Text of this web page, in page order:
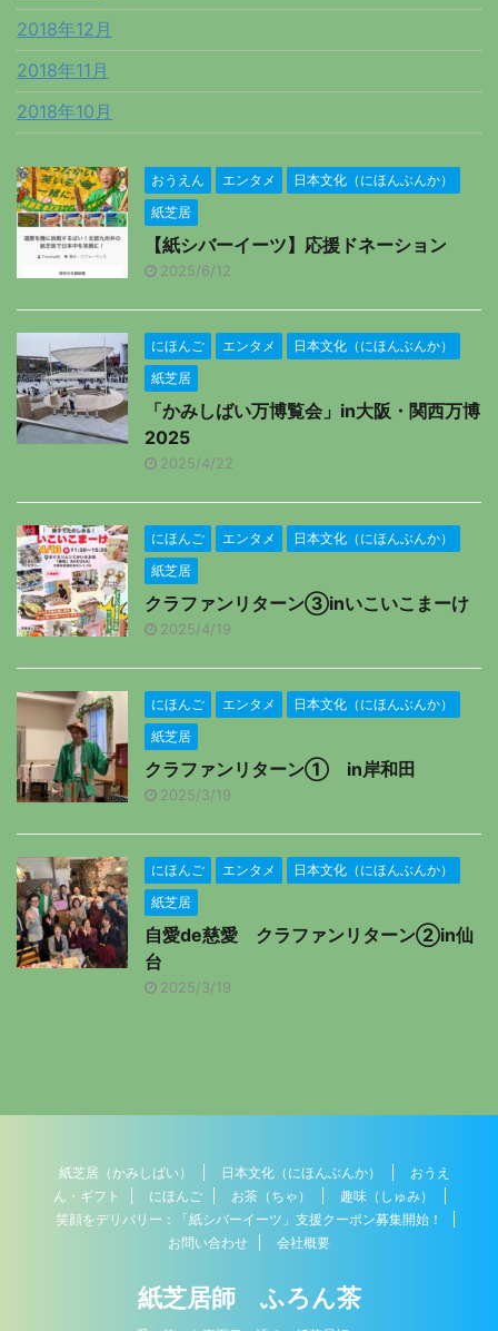
2018年12月
2018年11月
2018年10月
おうえん エンタメ
日本文化（にほんぶんか）
紙芝居
【紙シバーイーツ】応援ドネーション
2025/6/12
にほんご エンタメ
日本文化（にほんぶんか）
紙芝居
「かみしばい万博覧会」in大阪・関西万博
2025
2025/4/22
にほんご エンタメ
日本文化（にほんぶんか）
紙芝居
クラファンリターン③inいこいこまーけ
2025/4/19
にほんご エンタメ
日本文化（にほんぶんか）
紙芝居
クラファンリターン① in岸和田
2025/3/19
にほんご エンタメ
日本文化（にほんぶんか）
紙芝居
自愛de慈愛 クラファンリターン②in仙
台
2025/3/19
紙芝居（かみしばい） 日本文化（にほんぶんか）
おうえ
ん・ギフト
にほんご お茶（ちゃ）
趣味（しゅみ）
笑顔をデリバリー：「紙シバーイーツ」支援クーポン募集開始！
お問い合わせ
会社概要
紙芝居師 ふろん茶